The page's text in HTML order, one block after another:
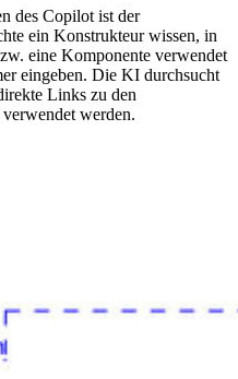
des Copilot ist der
ein Konstrukteur wissen, in
eine Komponente verwendet
eingeben. Die KI durchsucht
Links zu den
werden.